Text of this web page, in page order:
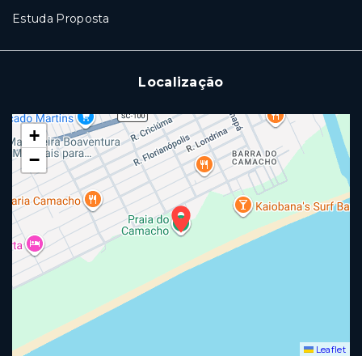
Estuda Proposta
Localização
+
−
Leaflet